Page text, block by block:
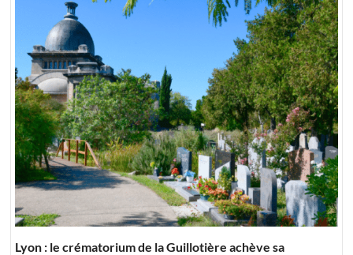
Lyon : le crématorium de la Guillotière achève sa